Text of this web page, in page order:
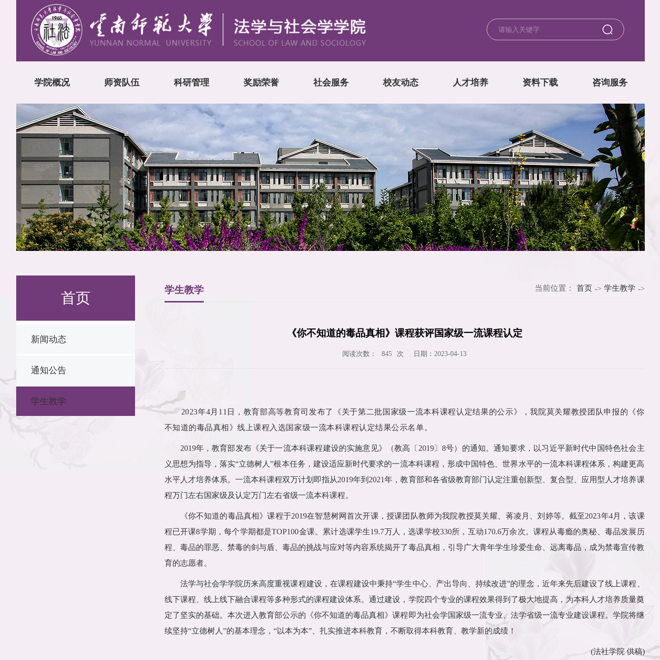
学院概况 师资队伍 科研管理 奖励荣誉 社会服务 校友动态 人才培养 资料下载 咨询服务
首页
新闻动态
通知公告
学生教学
学生教学 当前位置： 首页 -> 学生教学 ->
《你不知道的毒品真相》课程获评国家级一流课程认定
阅读次数： 845 次 日期：2023-04-13
2023年4月 11 日，教育部高等教育司发布了《关于第二批国家级一流本科课程认定结果的公示》，我院莫关耀教授团队申报的《你
不知道的毒品真相》线上课程入选国家级一流本科课程认定结果公示名单。
2019年，教育部发布《关于一流本科课程建设的实施意见》（教高〔 2019〕8号）的通知。通知要求，以习近平新时代中国特色社会主
义思想为指导，落实“立德树人”根本任务，建设适应新时代要求的一流本科课程，形成中国特色、世界水平的一流本科课程体系，构建更高
水平人才培养体系。一流本科课程双万计划即指从2019年到 2021年，教育部和各省级教育部门认定注重创新型、复合型、应用型人才培养课
程万门左右国家级及认定万门左右省级一流本科课程。
《你不知道的毒品真相》课程于2019在智慧树网首次开课，授课团队教师为我院教授莫关耀、蒋凌月、刘婷等。截至2023年4月，该课
程已开课8学期，每个学期都是TOP100金课。累计选课学生19.7万人，选课学校330所，互动170.6万余次。课程从毒瘾的奥秘、毒品发展历
程、毒品的罪恶、禁毒的剑与盾、毒品的挑战与应对等内容系统揭开了毒品真相，引导广大青年学生珍爱生命、远离毒品，成为禁毒宣传教
育的志愿者。
法学与社会学学院历来高度重视课程建设，在课程建设中秉持“学生中心、产出导向、持续改进”的理念，近年来先后建设了线上课程、
线下课程、线上线下融合课程等多种形式的课程建设体系。通过建设，学院四个专业的课程效果得到了极大地提高，为本科人才培养质量奠
定了坚实的基础。本次进入教育部公示的《你不知道的毒品真相》课程即为社会学国家级一流专业、法学省级一流专业建设课程。学院将继
续坚持“立德树人”的基本理念，“以本为本”、扎实推进本科教育，不断取得本科教育、教学新的成绩！
(法社学院 供稿)